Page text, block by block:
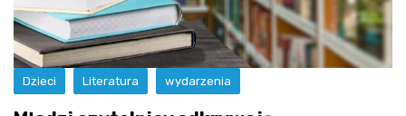
Dzieci Literatura wydarzenia